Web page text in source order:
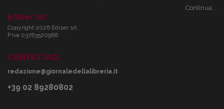
Continua...
Ediser srl
Copyright 2026 Ediser srl
P.Iva 03763520966
CONTATTACI
redazione@giornaledellalibreria.it
+39 02 89280802